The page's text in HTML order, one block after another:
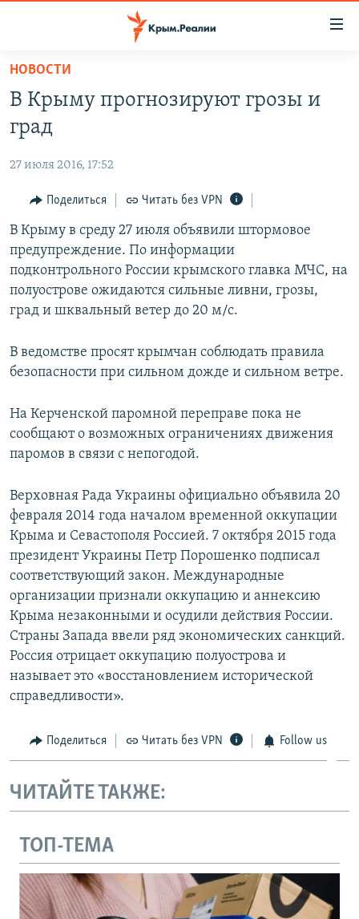
Вернуться
основному
содержанию
Вернутся
навигации
Вернутся
поиску
СПЕЦПРОЕКТЫ
КАРТА ВОЕННЫХ ОБЪЕКТОВ КРЫМА
11 ЛЕТ ОККУПАЦИИ КРЫМА. 11 ИСТОРИЙ СОПРОТИВЛЕНИЯ
ВОДА
ИСТОРИЯ
ЕЩЕ
ИНТЕРАКТИВ
ИНФОГРАФИКА
ТЕЛЕПРОЕКТ КРЫМ.РЕАЛИИ
СОВЕТЫ ПРАВОЗАЩИТНИКОВ
ПОБЕДИТЕЛЕЙ НЕ СУДЯТ?
ELIFBE
УКРАИНСКАЯ ПРОБЛЕМА КРЫМА
РАДІО СВОБОДА
КАК ОБОЙТИ БЛОКИРОВКУ
Українською
ПРИСОЕДИНЯЙТЕСЬ!
НОВОСТИ
В Крыму прогнозируют грозы и
град
27 июля 2016, 17:52
Поделиться Читать без VPN
В Крыму в среду 27 июля объявили штормовое
предупреждение. По информации
подконтрольного России крымского главка МЧС, на
полуострове ожидаются сильные ливни, грозы,
град и шквальный ветер до 20 м/с.
В ведомстве просят крымчан соблюдать правила
безопасности при сильном дожде и сильном ветре.
На Керченской паромной переправе пока не
сообщают о возможных ограничениях движения
паромов в связи с непогодой.
Верховная Рада Украины официально объявила 20
февраля 2014 года началом временной оккупации
Крыма и Севастополя Россией. 7 октября 2015 года
президент Украины Петр Порошенко подписал
соответствующий закон. Международные
организации признали оккупацию и аннексию
Крыма незаконными и осудили действия России.
Страны Запада ввели ряд экономических санкций.
Россия отрицает оккупацию полуострова и
называет это «восстановлением исторической
справедливости».
Поделиться Читать без VPN Follow us
ЧИТАЙТЕ ТАКЖЕ:
ТОП-ТЕМА